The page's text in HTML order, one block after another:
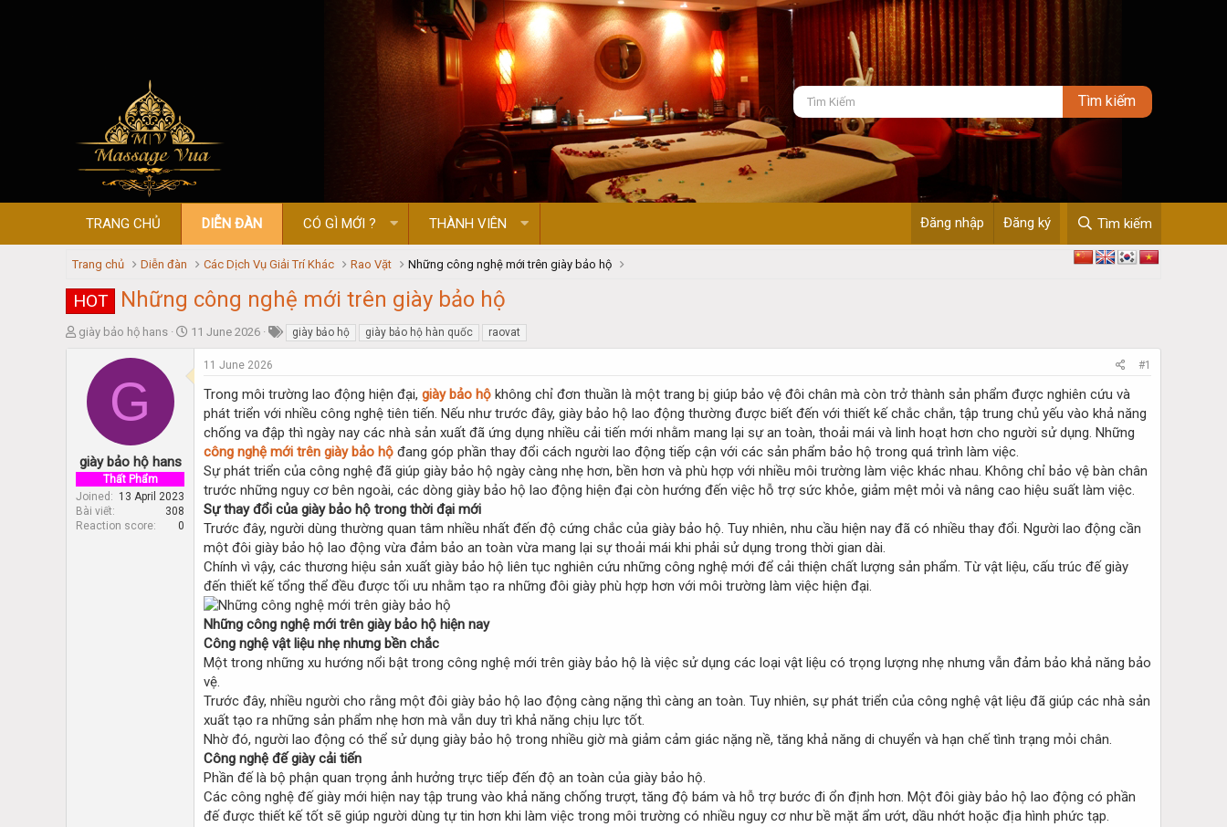
TRANG CHỦ DIỄN ĐÀN CÓ GÌ MỚI ? THÀNH VIÊN Đăng nhập Đăng ký Tìm kiếm
Trang chủ Diễn đàn Các Dịch Vụ Giải Trí Khác Rao Vặt Những công nghệ mới trên giày bảo hộ
HOT Những công nghệ mới trên giày bảo hộ
T
a
t
e
r
giày bảo hộ hans
S
r
11 June 2026 giày bảo hộ giày bảo hộ hàn quốc raovat
G
giày bảo hộ hans
Thất Phẩm
Joined
13 April 2023
Bài viết
308
Reaction score
0
11 June 2026 #1
Trong môi trường lao động hiện đại, giày bảo hộ không chỉ đơn thuần là một trang bị giúp bảo vệ đôi chân mà còn trở thành sản phẩm được nghiên cứu và
phát triển với nhiều công nghệ tiên tiến. Nếu như trước đây, giày bảo hộ lao động thường được biết đến với thiết kế chắc chắn, tập trung chủ yếu vào khả năng
chống va đập thì ngày nay các nhà sản xuất đã ứng dụng nhiều cải tiến mới nhằm mang lại sự an toàn, thoải mái và linh hoạt hơn cho người sử dụng. Những
công nghệ mới trên giày bảo hộ đang góp phần thay đổi cách người lao động tiếp cận với các sản phẩm bảo hộ trong quá trình làm việc.
Sự phát triển của công nghệ đã giúp giày bảo hộ ngày càng nhẹ hơn, bền hơn và phù hợp với nhiều môi trường làm việc khác nhau. Không chỉ bảo vệ bàn chân
trước những nguy cơ bên ngoài, các dòng giày bảo hộ lao động hiện đại còn hướng đến việc hỗ trợ sức khỏe, giảm mệt mỏi và nâng cao hiệu suất làm việc.
Sự thay đổi của giày bảo hộ trong thời đại mới
Trước đây, người dùng thường quan tâm nhiều nhất đến độ cứng chắc của giày bảo hộ. Tuy nhiên, nhu cầu hiện nay đã có nhiều thay đổi. Người lao động cần
một đôi giày bảo hộ lao động vừa đảm bảo an toàn vừa mang lại sự thoải mái khi phải sử dụng trong thời gian dài.
Chính vì vậy, các thương hiệu sản xuất giày bảo hộ liên tục nghiên cứu những công nghệ mới để cải thiện chất lượng sản phẩm. Từ vật liệu, cấu trúc đế giày
đến thiết kế tổng thể đều được tối ưu nhằm tạo ra những đôi giày phù hợp hơn với môi trường làm việc hiện đại.
Những công nghệ mới trên giày bảo hộ hiện nay
Công nghệ vật liệu nhẹ nhưng bền chắc
Một trong những xu hướng nổi bật trong công nghệ mới trên giày bảo hộ là việc sử dụng các loại vật liệu có trọng lượng nhẹ nhưng vẫn đảm bảo khả năng bảo
vệ.
Trước đây, nhiều người cho rằng một đôi giày bảo hộ lao động càng nặng thì càng an toàn. Tuy nhiên, sự phát triển của công nghệ vật liệu đã giúp các nhà sản
xuất tạo ra những sản phẩm nhẹ hơn mà vẫn duy trì khả năng chịu lực tốt.
Nhờ đó, người lao động có thể sử dụng giày bảo hộ trong nhiều giờ mà giảm cảm giác nặng nề, tăng khả năng di chuyển và hạn chế tình trạng mỏi chân.
Công nghệ đế giày cải tiến
Phần đế là bộ phận quan trọng ảnh hưởng trực tiếp đến độ an toàn của giày bảo hộ.
Các công nghệ đế giày mới hiện nay tập trung vào khả năng chống trượt, tăng độ bám và hỗ trợ bước đi ổn định hơn. Một đôi giày bảo hộ lao động có phần
đế được thiết kế tốt sẽ giúp người dùng tự tin hơn khi làm việc trong môi trường có nhiều nguy cơ như bề mặt ẩm ướt, dầu nhớt hoặc địa hình phức tạp.